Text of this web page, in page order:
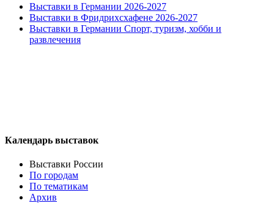
Выставки в Германии 2026-2027
Выставки в Фридрихсхафене 2026-2027
Выставки в Германии Спорт, туризм, хобби и
развлечения
Календарь выставок
Выставки России
По городам
По тематикам
Архив